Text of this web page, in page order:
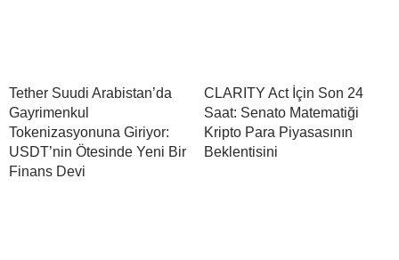
Tether Suudi Arabistan’da
Gayrimenkul
Tokenizasyonuna Giriyor:
USDT’nin Ötesinde Yeni Bir
Finans Devi
CLARITY Act İçin Son 24
Saat: Senato Matematiği
Kripto Para Piyasasının
Beklentisini